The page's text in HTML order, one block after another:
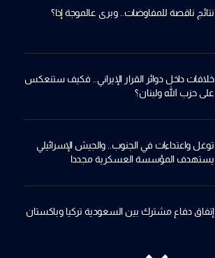
نتائج ناقصة للمفاوضات.. وبري عالموجة إذا؟
خلافات داخل دوائر القرار الإيراني.. فكيف ستنعكس
على حزب الله ولبنان؟
توغل واعتداءات في الجنوب.. والجيش الإسرائيلي
يستهدف المؤسسة العسكرية مجددا
إتفاق دفاع مشترك بين السعودية تركيا وباكستان